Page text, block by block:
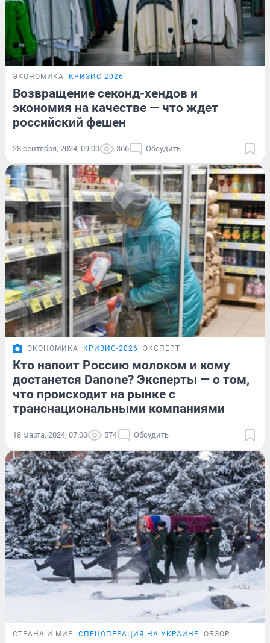
ЭКОНОМИКА КРИЗИС-2026
Возвращение секонд-хендов и
экономия на качестве — что ждет
российский фешен
28 сентября, 2024, 09:00 366 Обсудить
ЭКОНОМИКА КРИЗИС-2026 ЭКСПЕРТ
Кто напоит Россию молоком и кому
достанется Danone? Эксперты — о том,
что происходит на рынке с
транснациональными компаниями
18 марта, 2024, 07:00 574 Обсудить
СТРАНА И МИР СПЕЦОПЕРАЦИЯ НА УКРАИНЕ ОБЗОР